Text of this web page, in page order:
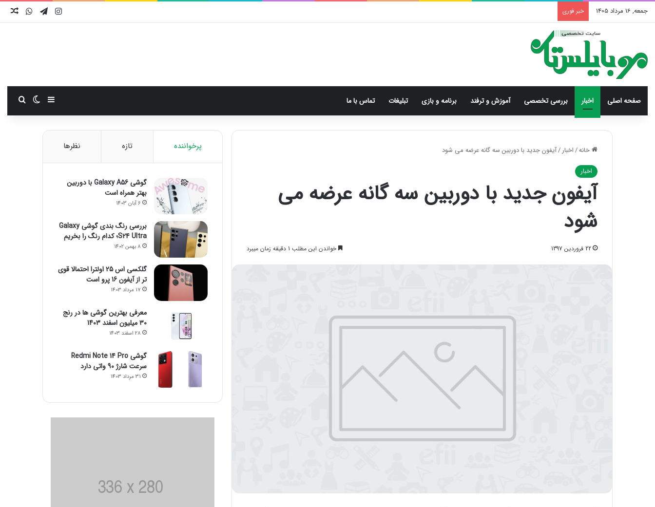
جمعه, 16 مرداد 1405 خبر فوری اینستاگرام
تلگرام واتس
صفحه اصلی اخبار بررسی‌ تخصصی آموزش و ترفند برنامه و بازی تبلیغات تماس با ما سایدبارتغییر
خانه/اخبار/آیفون جدید با دوربین سه گانه عرضه می شود
اخبار
آیفون جدید با دوربین سه گانه عرضه می
شود
22 فروردین 1397 خواندن این مطلب 1 دقیقه زمان میبرد
پرخواننده تازه نظرها
گوشی Galaxy A56 با دوربین
بهتر همراه است
6 آبان 1403
بررسی رنگ بندی گوشی Galaxy
S24 Ultra؛ کدام رنگ را بخریم
8 بهمن 1402
گلکسی اس 25 اولترا احتمالا قوی
تر از آیفون 16 پرو است
17 مرداد 1403
معرفی بهترین گوشی ها در رنج
۳۰ میلیون اسفند 1403
28 اسفند 1403
گوشی Redmi Note 14 Pro
سرعت شارژ 90 واتی دارد
31 مرداد 1403